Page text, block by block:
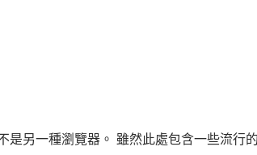
另一種瀏覽器。 雖然此處包含一些流行